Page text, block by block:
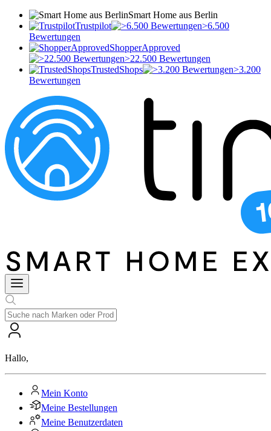
Smart Home aus Berlin
Trustpilot
>6.500
Bewertungen
ShopperApproved
>22.500 Bewertungen
TrustedShops
>3.200
Bewertungen
Hallo,
Mein Konto
Meine Bestellungen
Meine Benutzerdaten